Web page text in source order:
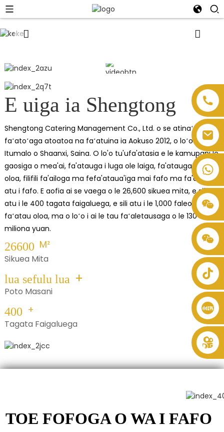
E uiga ia Shengtong
Shengtong Catering Management Co., Ltd. o se atinaʻe
faʻatoʻaga atoatoa na faʻatuina ia Aokuso 2012, o loʻo i le
Itumalo o Shaanxi, Saina. O lo'o tu'ufa'atasia e le kamupani le
gaosiga o mea'ai, fa'atauga i luga ole laiga, fa'atauga fa'atau
oloa, filifili fa'ailoga ma fefa'ataua'iga mai fafo ma fa'atau
atu i fafo. E aofia ai se vaega o le 26,600 sikuea mita, e sili
atu i le 400 tagata faigaluega, e sili atu i le 1,000 faleoloa
faʻatau oloa, ma o loʻo i ai le tau faʻaletausaga o le 130
miliona yuan.
26600 M²
Sikuea Mita
lua sefulu lua +
Poto Masani
400 +
Tagata Faigaluega
atili
TOE FOFOGA O WA I FAFO